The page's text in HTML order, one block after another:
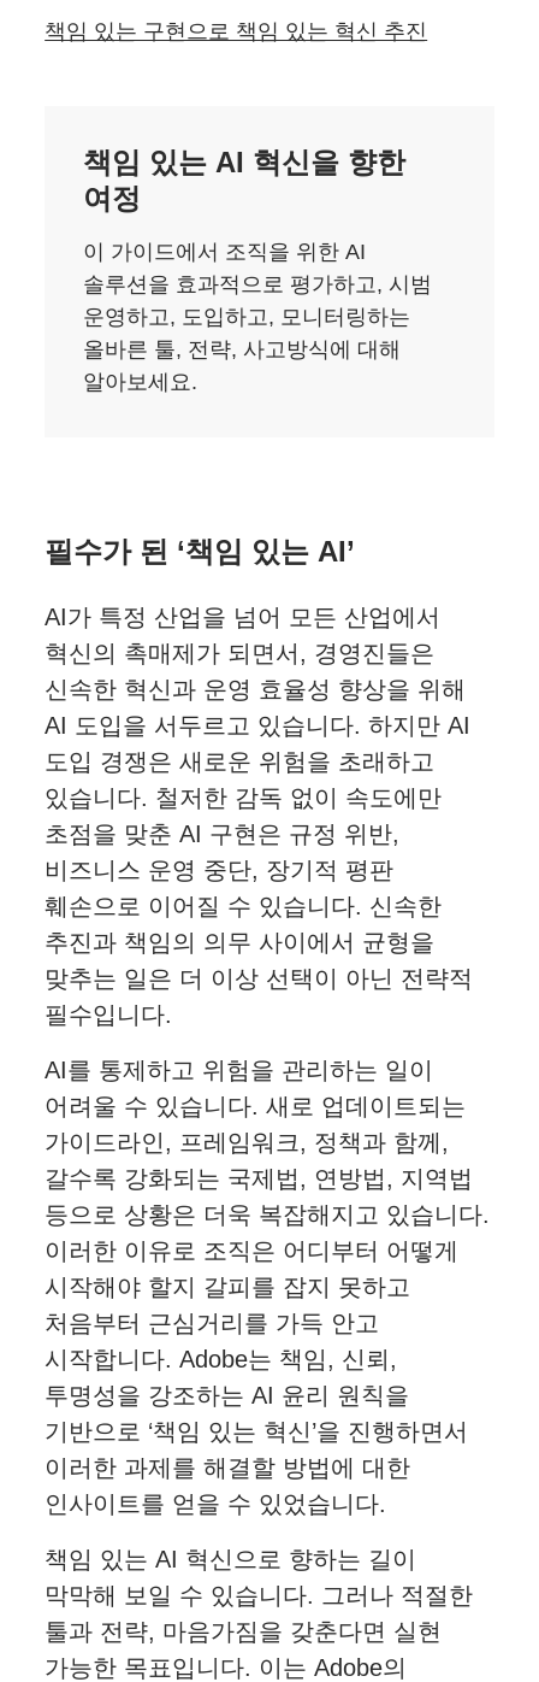
책임 있는 구현으로 책임 있는 혁신 추진
책임 있는 AI 혁신을 향한
여정
이 가이드에서 조직을 위한 AI
솔루션을 효과적으로 평가하고, 시범
운영하고, 도입하고, 모니터링하는
올바른 툴, 전략, 사고방식에 대해
알아보세요.
필수가 된 ‘책임 있는 AI’
AI가 특정 산업을 넘어 모든 산업에서
혁신의 촉매제가 되면서, 경영진들은
신속한 혁신과 운영 효율성 향상을 위해
AI 도입을 서두르고 있습니다. 하지만 AI
도입 경쟁은 새로운 위험을 초래하고
있습니다. 철저한 감독 없이 속도에만
초점을 맞춘 AI 구현은 규정 위반,
비즈니스 운영 중단, 장기적 평판
훼손으로 이어질 수 있습니다. 신속한
추진과 책임의 의무 사이에서 균형을
맞추는 일은 더 이상 선택이 아닌 전략적
필수입니다.
AI를 통제하고 위험을 관리하는 일이
어려울 수 있습니다. 새로 업데이트되는
가이드라인, 프레임워크, 정책과 함께,
갈수록 강화되는 국제법, 연방법, 지역법
등으로 상황은 더욱 복잡해지고 있습니다.
이러한 이유로 조직은 어디부터 어떻게
시작해야 할지 갈피를 잡지 못하고
처음부터 근심거리를 가득 안고
시작합니다. Adobe는 책임, 신뢰,
투명성을 강조하는 AI 윤리 원칙을
기반으로 ‘책임 있는 혁신’을 진행하면서
이러한 과제를 해결할 방법에 대한
인사이트를 얻을 수 있었습니다.
책임 있는 AI 혁신으로 향하는 길이
막막해 보일 수 있습니다. 그러나 적절한
툴과 전략, 마음가짐을 갖춘다면 실현
가능한 목표입니다. 이는 Adobe의